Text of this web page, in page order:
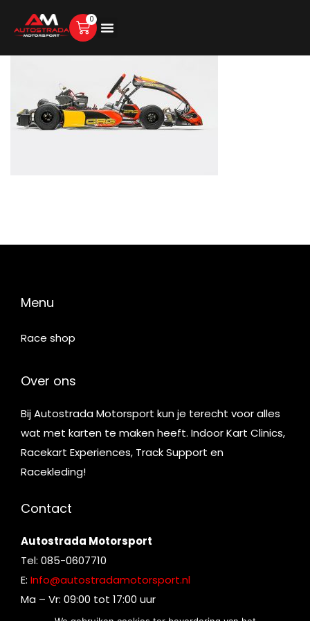
0
Menu
Race shop
Over ons
Bij Autostrada Motorsport kun je terecht voor alles
wat met karten te maken heeft. Indoor Kart Clinics,
Racekart Experiences, Track Support en
Racekleding!
Contact
Autostrada Motorsport
Tel: 085-0607710
E: Info@autostradamotorsport.nl
Ma – Vr: 09:00 tot 17:00 uur